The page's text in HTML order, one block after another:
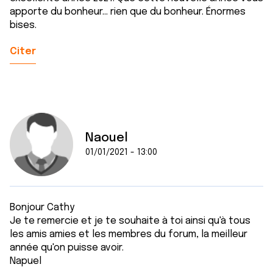
apporte du bonheur... rien que du bonheur. Énormes
bises.
Citer
Naouel
01/01/2021 - 13:00
Bonjour Cathy
Je te remercie et je te souhaite à toi ainsi qu'à tous
les amis amies et les membres du forum, la meilleur
année qu'on puisse avoir.
Napuel